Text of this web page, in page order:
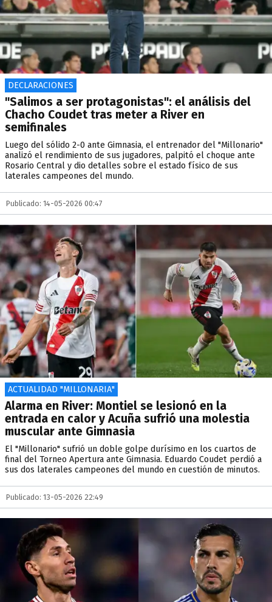
DECLARACIONES
"Salimos a ser protagonistas": el análisis del
Chacho Coudet tras meter a River en
semifinales
Luego del sólido 2-0 ante Gimnasia, el entrenador del "Millonario"
analizó el rendimiento de sus jugadores, palpitó el choque ante
Rosario Central y dio detalles sobre el estado físico de sus
laterales campeones del mundo.
Publicado: 14-05-2026 00:47
ACTUALIDAD "MILLONARIA"
Alarma en River: Montiel se lesionó en la
entrada en calor y Acuña sufrió una molestia
muscular ante Gimnasia
El "Millonario" sufrió un doble golpe durísimo en los cuartos de
final del Torneo Apertura ante Gimnasia. Eduardo Coudet perdió a
sus dos laterales campeones del mundo en cuestión de minutos.
Publicado: 13-05-2026 22:49